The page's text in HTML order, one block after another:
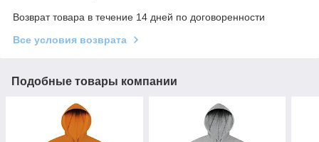
Возврат товара в течение 14 дней по договоренности
Все условия возврата
Подобные товары компании